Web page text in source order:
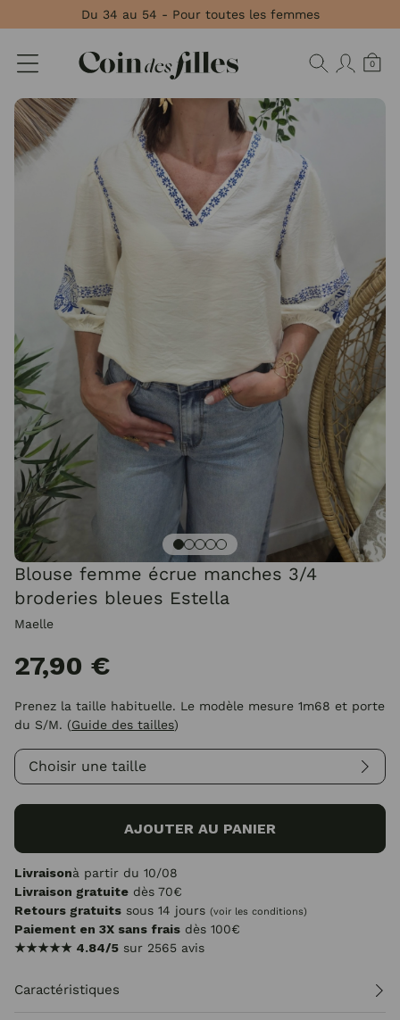
Du 34 au 54 - Pour toutes les femmes
0
Blouse femme écrue manches 3/4
broderies bleues Estella
Maelle
27,90 €
Prenez la taille habituelle. Le modèle mesure 1m68 et porte
du S/M. (Guide des tailles)
Choisir une taille
AJOUTER AU PANIER
Livraisonà partir du 10/08
Livraison gratuite dès 70€
Retours gratuits sous 14 jours (voir les conditions)
Paiement en 3X sans frais dès 100€
★★★★★ 4.84/5 sur 2565 avis
Caractéristiques
Panneau de gestion des cookies